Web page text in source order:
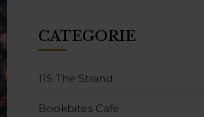
CATEGORIE
115 The Strand
Bookbites Cafe